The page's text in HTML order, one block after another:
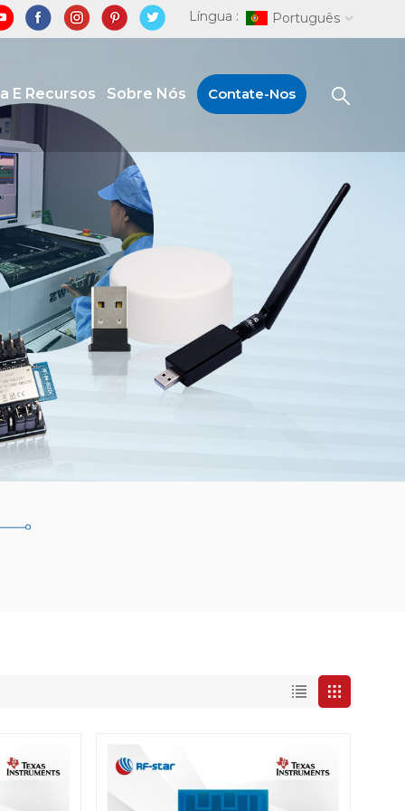
Língua : Português
E Recursos Sobre Nós Contate-Nos